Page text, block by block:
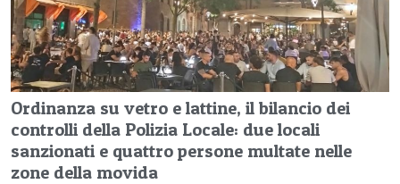
Ordinanza su vetro e lattine, il bilancio dei
controlli della Polizia Locale: due locali
sanzionati e quattro persone multate nelle
zone della movida